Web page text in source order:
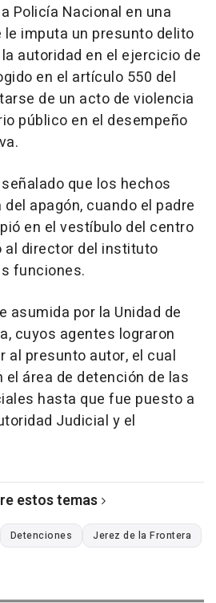
Policía Nacional en una
le imputa un presunto delito
autoridad en el ejercicio de
en el artículo 550 del
de un acto de violencia
público en el desempeño
que los hechos
apagón, cuando el padre
en el vestíbulo del centro
al director del instituto
funciones.
asumida por la Unidad de
cuyos agentes lograron
al presunto autor, el cual
el área de detención de las
hasta que fue puesto a
Judicial y el
estos temas
Detenciones
Jerez de la Frontera